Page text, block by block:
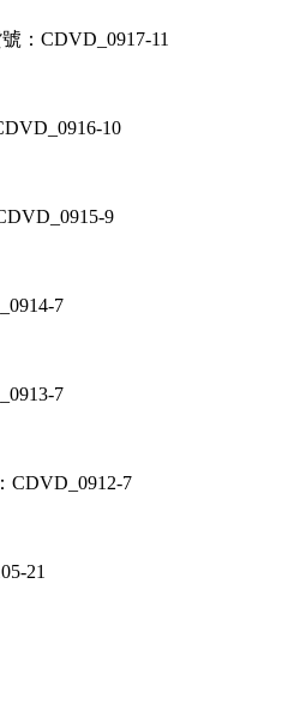
：CDVD_0917-11
10
9
7
7
CDVD_0912-7
21